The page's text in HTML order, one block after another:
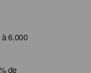
6.000
de